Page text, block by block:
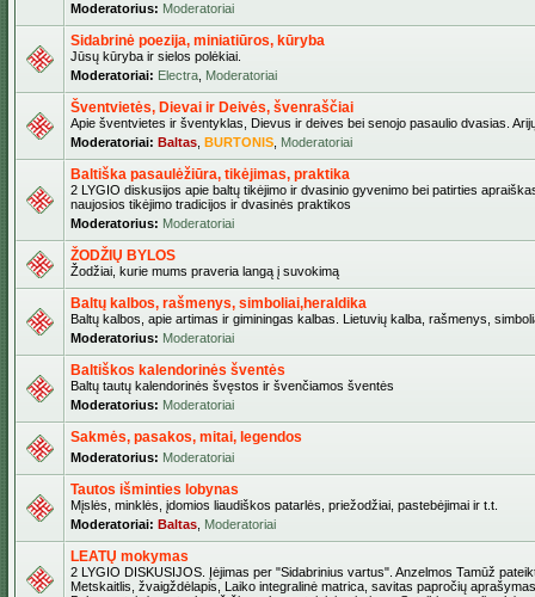
Moderatorius: Moderatoriai
Sidabrinė poezija, miniatiūros, kūryba
Jūsų kūryba ir sielos polėkiai.
Moderatoriai: Electra Moderatoriai
Šventvietės, Dievai ir Deivės, švenraščiai
Apie šventvietes ir šventyklas, Dievus ir deives bei senojo pasaulio dvasias.
Moderatoriai: Baltas BURTONIS Moderatoriai
Baltiška pasaulėžiūra, tikėjimas, praktika
2 LYGIO diskusijos apie baltų tikėjimo ir dvasinio gyvenimo bei patirties
naujosios tikėjimo tradicijos ir dvasinės praktikos
Moderatorius: Moderatoriai
ŽODŽIŲ BYLOS
Žodžiai, kurie mums praveria langą į suvokimą
Baltų kalbos, rašmenys, simboliai,heraldika
Baltų kalbos, apie artimas ir giminingas kalbas. Lietuvių kalba, rašmenys,
Moderatorius: Moderatoriai
Baltiškos kalendorinės šventės
Baltų tautų kalendorinės švęstos ir švenčiamos šventės
Moderatorius: Moderatoriai
Sakmės, pasakos, mitai, legendos
Moderatorius: Moderatoriai
Tautos išminties lobynas
Mįslės, minklės, įdomios liaudiškos patarlės, priežodžiai, pastebėjimai ir t.t.
Moderatoriai: Baltas Moderatoriai
LEATŲ mokymas
2 LYGIO DISKUSIJOS. Įėjimas per "Sidabrinius vartus". Anzelmos Tamūž
Metskaitlis, žvaigždėlapis, Laiko integralinė matrica, savitas papročių